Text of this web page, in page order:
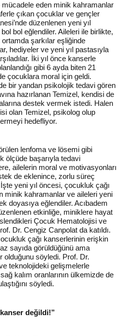
eden minik kahramanlar
çıkan çocuklar ve gençler
düzenlenen yeni yıl
bol eğlendiler. Aileleri ile birlikte,
ortamda şarkılar eşliğinde
hediyeler ve yeni yıl pastasıyla
İki yıl önce kanserle
gibi 6 ayda biten 21
çocuklara moral için geldi.
bir yandan psikolojik tedavi gören
hazırlanan Temizel, kendisi de
destek vermek istedi. Halen
olan Temizel, psikolog olup
hedefliyor.
lenfoma ve lösemi gibi
ölçüde başarıyla tedavi
ailelerin moral ve motivasyonları
de eklenince, zorlu süreç
yeni yıl öncesi, çocukluk çağı
minik kahramanlar ve aileleri yeni
doyasıya eğlendiler. Acıbadem
etkinliğe, miniklere hayat
Çocuk Hematolojisi ve
Dr. Cengiz Canpolat da katıldı.
çağı kanserlerinin erişkin
sayıda görüldüğünü ama
olduğunu söyledi. Prof. Dr.
teknolojideki gelişmelerle
kalım oranlarının ülkemizde de
söyledi.
değildi!”